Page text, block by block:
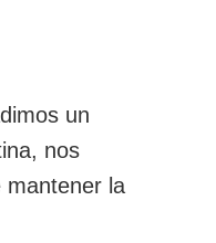
un
nos
mantener la